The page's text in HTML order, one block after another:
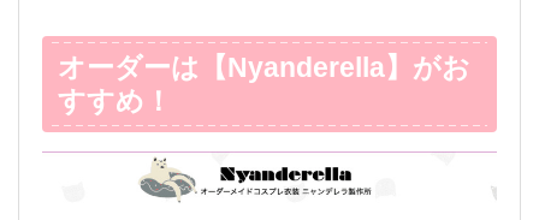
オーダーは【Nyanderella】がお
すすめ！